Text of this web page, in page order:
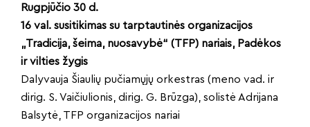
Rugpjūčio 30 d.
16 val. susitikimas su tarptautinės organizacijos
„Tradicija, šeima, nuosavybė“ (TFP) nariais, Padėkos
ir vilties žygis
Dalyvauja Šiaulių pučiamųjų orkestras (meno vad. ir
dirig. S. Vaičiulionis, dirig. G. Brūzga), solistė Adrijana
Balsytė, TFP organizacijos nariai